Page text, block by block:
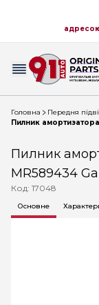
Головна
Передня
Пилник
Пилник
MR589434
Код: 17048
Основне